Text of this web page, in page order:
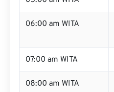
06:00 am WITA
07:00 am WITA
08:00 am WITA